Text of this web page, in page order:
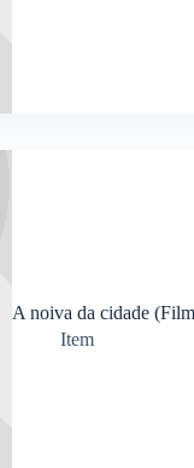
A noiva da cidade
Item